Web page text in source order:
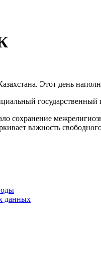
Этот день
сохранение
важность
данных